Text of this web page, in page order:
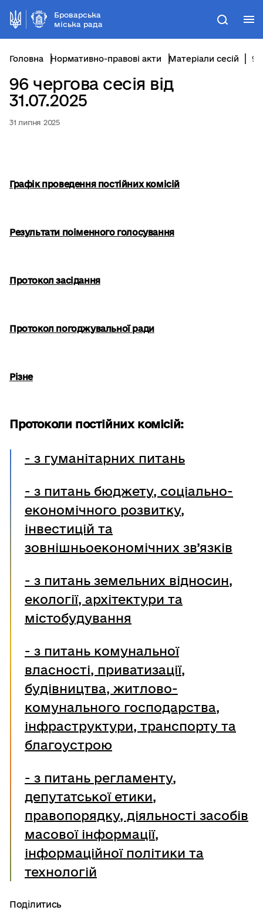
Броварська
міська рада
Пошук
Головна Нормативно-правові акти Матеріали сесій 96 чергова сесія від 31.07.2025
96 чергова сесія від
31.07.2025
31 липня 2025
Графік проведення постійних комісій
Результати поіменного голосування
Протокол засідання
Протокол погоджувальної ради
Різне
Протоколи постійних комісій:
- з гуманітарних питань
- з питань бюджету, соціально-
економічного розвитку,
інвестицій та
зовнішньоекономічних зв’язків
- з питань земельних відносин,
екології, архітектури та
містобудування
- з питань комунальної
власності, приватизації,
будівництва, житлово-
комунального господарства,
інфраструктури, транспорту та
благоустрою
- з питань регламенту,
депутатської етики,
правопорядку, діяльності засобів
масової інформації,
інформаційної політики та
технологій
Поділитись